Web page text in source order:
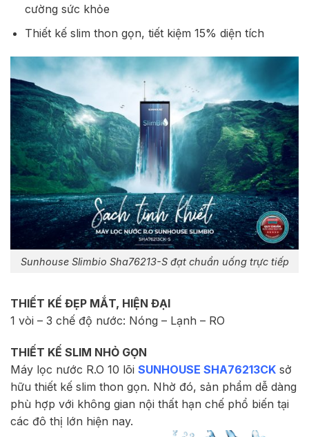
cường sức khỏe
Thiết kế slim thon gọn, tiết kiệm 15% diện tích
Sunhouse Slimbio Sha76213-S đạt chuẩn uống trực tiếp
THIẾT KẾ ĐẸP MẮT, HIỆN ĐẠI
1 vòi – 3 chế độ nước: Nóng – Lạnh – RO
THIẾT KẾ SLIM NHỎ GỌN
Máy lọc nước R.O 10 lõi SUNHOUSE SHA76213CK sở
hữu thiết kế slim thon gọn. Nhờ đó, sản phẩm dễ dàng
phù hợp với không gian nội thất hạn chế phổ biến tại
các đô thị lớn hiện nay.